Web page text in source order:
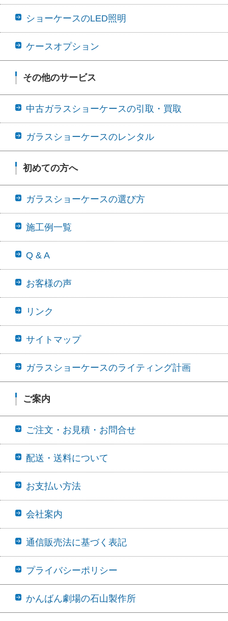
ショーケースのLED照明
ケースオプション
その他のサービス
中古ガラスショーケースの引取・買取
ガラスショーケースのレンタル
初めての方へ
ガラスショーケースの選び方
施工例一覧
Q & A
お客様の声
リンク
サイトマップ
ガラスショーケースのライティング計画
ご案内
ご注文・お見積・お問合せ
配送・送料について
お支払い方法
会社案内
通信販売法に基づく表記
プライバシーポリシー
かんばん劇場の石山製作所